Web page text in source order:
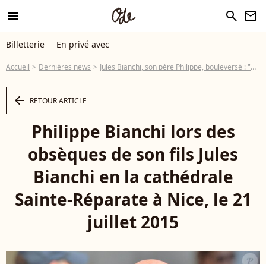
menu search newsletter
Billetterie En privé avec
Accueil Dernières news Jules Bianchi, son père Philippe, bouleversé : "On va mal"
arrow_left RETOUR ARTICLE
Philippe Bianchi lors des
obsèques de son fils Jules
Bianchi en la cathédrale
Sainte-Réparate à Nice, le 21
juillet 2015